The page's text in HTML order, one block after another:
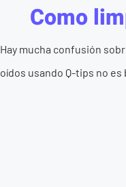
Como
Hay mucha confusión
oídos usando Q-tips no es